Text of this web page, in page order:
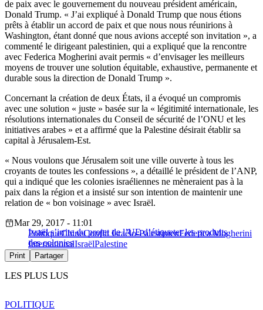
de paix avec le gouvernement du nouveau président américain,
Donald Trump. « J’ai expliqué à Donald Trump que nous étions
prêts à établir un accord de paix et que nous nous réunirions à
Washington, étant donné que nous avions accepté son invitation », a
commenté le dirigeant palestinien, qui a expliqué que la rencontre
avec Federica Mogherini avait permis « d’envisager les meilleurs
moyens de trouver une solution équitable, exhaustive, permanente et
durable sous la direction de Donald Trump ».
Concernant la création de deux États, il a évoqué un compromis
avec une solution « juste » basée sur la « légitimité internationale, les
résolutions internationales du Conseil de sécurité de l’ONU et les
initiatives arabes » et a affirmé que la Palestine désirait établir sa
capital à Jérusalem-Est.
« Nous voulons que Jérusalem soit une ville ouverte à tous les
croyants de toutes les confessions », a détaillé le président de l’ANP,
qui a indiqué que les colonies israéliennes ne mèneraient pas à la
paix dans la région et a insisté sur son intention de maintenir une
relation de « bon voisinage » avec Israël.
Israël s’irrite du projet de l’UE d’étiqueter les produits
des colonies
Mar 29, 2017 - 11:01
PolitiqueChineConflit Israélo-PalestinienFederica Mogherini
InternationalIsraëlPalestine
Print Partager
LES PLUS LUS
POLITIQUE